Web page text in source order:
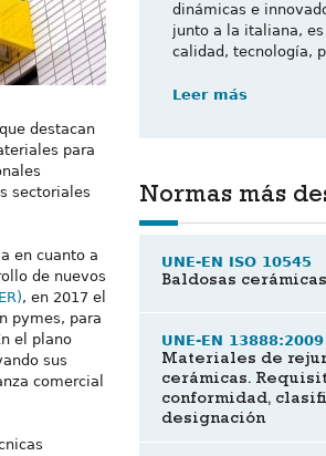
dinámicas e
junto a la italiana,
calidad, tecnología,
Leer más
Normas más
UNE-EN ISO 10545
Baldosas
UNE-EN 13888:2009
Materiales de
cerámicas.
conformidad,
designación
destacan
para
sectoriales
en cuanto a
de nuevos
, en 2017 el
pymes, para
el plano
sus
comercial